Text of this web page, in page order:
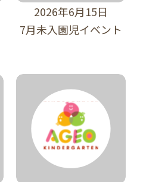
2026年6月15日
7月未入園児イベント